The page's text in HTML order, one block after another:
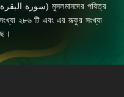
২৮৬ টি এবং এর রূকুর সংখ্যা